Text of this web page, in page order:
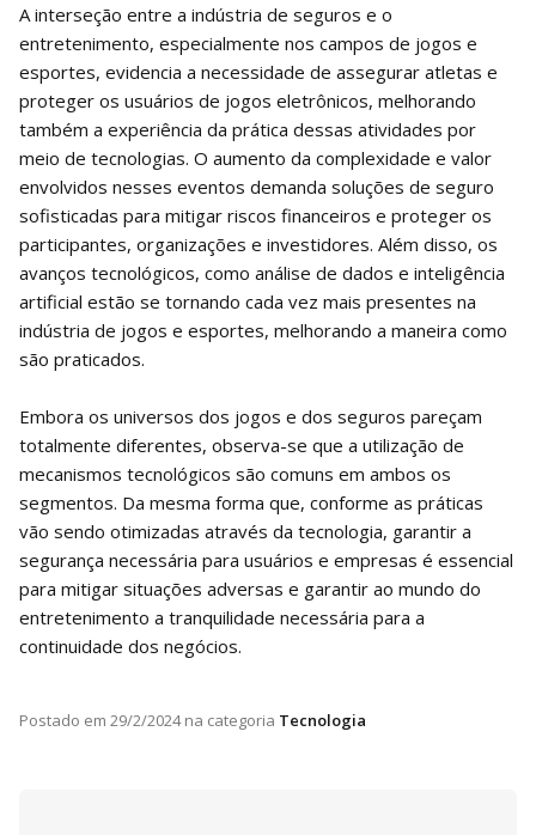
A interseção entre a indústria de seguros e o
entretenimento, especialmente nos campos de jogos e
esportes, evidencia a necessidade de assegurar atletas e
proteger os usuários de jogos eletrônicos, melhorando
também a experiência da prática dessas atividades por
meio de tecnologias. O aumento da complexidade e valor
envolvidos nesses eventos demanda soluções de seguro
sofisticadas para mitigar riscos financeiros e proteger os
participantes, organizações e investidores. Além disso, os
avanços tecnológicos, como análise de dados e inteligência
artificial estão se tornando cada vez mais presentes na
indústria de jogos e esportes, melhorando a maneira como
são praticados.
Embora os universos dos jogos e dos seguros pareçam
totalmente diferentes, observa-se que a utilização de
mecanismos tecnológicos são comuns em ambos os
segmentos. Da mesma forma que, conforme as práticas
vão sendo otimizadas através da tecnologia, garantir a
segurança necessária para usuários e empresas é essencial
para mitigar situações adversas e garantir ao mundo do
entretenimento a tranquilidade necessária para a
continuidade dos negócios.
Postado em 29/2/2024na categoria Tecnologia